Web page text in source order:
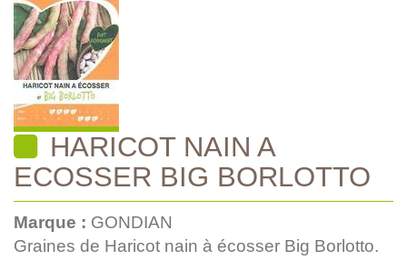
HARICOT NAIN A
ECOSSER BIG BORLOTTO
Marque : GONDIAN
Graines de Haricot nain à écosser Big Borlotto.